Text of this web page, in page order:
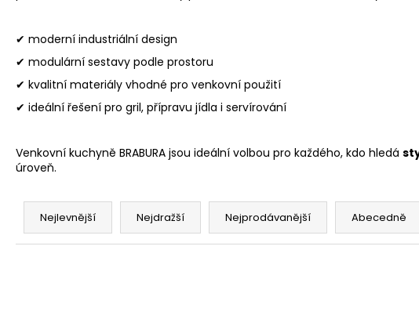
✔ moderní industriální design
✔ modulární sestavy podle prostoru
✔ kvalitní materiály vhodné pro venkovní použití
✔ ideální řešení pro gril, přípravu jídla i servírování
Venkovní kuchyně BRABURA jsou ideální volbou pro každého, kdo hledá
úroveň.
Ř
z
Nejlevnější Nejdražší Nejprodávanější Abecedně